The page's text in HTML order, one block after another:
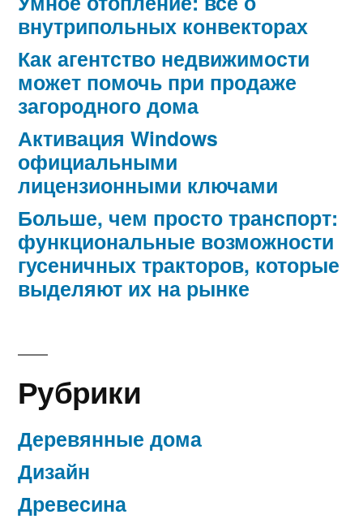
внутрипольных конвекторах
Как агентство недвижимости
может помочь при продаже
загородного дома
Активация Windows
официальными
лицензионными ключами
Больше, чем просто транспорт:
функциональные возможности
гусеничных тракторов, которые
выделяют их на рынке
Рубрики
Деревянные дома
Дизайн
Древесина